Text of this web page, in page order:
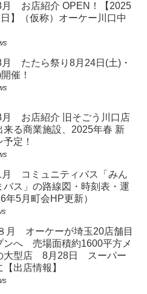
月 お店紹介 OPEN！【2025
】（仮称）オーケー川口中
月 たたら祭り8月24日(土)・
催！
月 お店紹介 旧そごう川口店
来る商業施設、2025年春 新
定！
月 コミュニティバス「みん
バス」の路線図・時刻表・運
年5月町会HP更新）
月 オーケーが埼玉20店舗目
ンへ 売場面積約1600平方メ
大型店 8月28日 スーパー
出店情報】